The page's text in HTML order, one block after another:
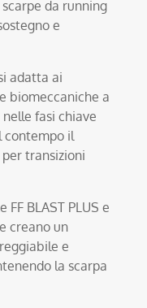
scarpe da running
e
adatta ai
biomeccaniche a
fasi chiave
contempo il
transizioni
BLAST PLUS e
creano un
e
la scarpa